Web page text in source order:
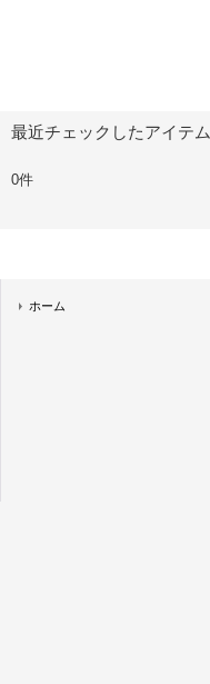
最近チェックしたアイテム
0件
ホーム